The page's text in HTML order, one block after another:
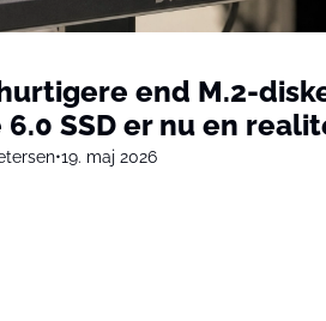
end M.2-
6.0 SSD er nu en
•19. maj 2026